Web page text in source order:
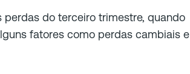
do terceiro trimestre, quando
fatores como perdas cambiais e